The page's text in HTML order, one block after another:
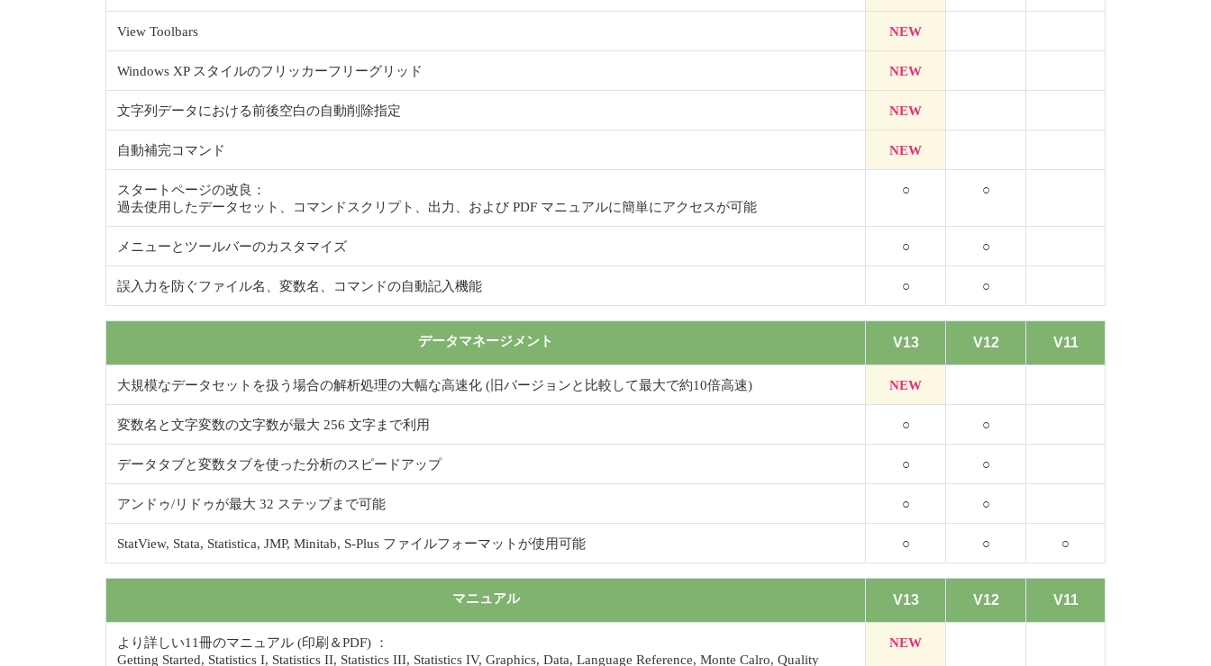
View Toolbars NEW
Windows XP スタイルのフリッカーフリーグリッド NEW
文字列データにおける前後空白の自動削除指定 NEW
自動補完コマンド NEW
スタートページの改良：
過去使用したデータセット、コマンドスクリプト、出力、および PDF マニュアルに簡単にアクセスが可能
○ ○
メニューとツールバーのカスタマイズ ○ ○
誤入力を防ぐファイル名、変数名、コマンドの自動記入機能 ○ ○
データマネージメント V13 V12 V11
大規模なデータセットを扱う場合の解析処理の大幅な高速化 (旧バージョンと比較して最大で約10倍高速) NEW
変数名と文字変数の文字数が最大 256 文字まで利用 ○ ○
データタブと変数タブを使った分析のスピードアップ ○ ○
アンドゥ/リドゥが最大 32 ステップまで可能 ○ ○
StatView, Stata, Statistica, JMP, Minitab, S-Plus ファイルフォーマットが使用可能 ○ ○ ○
マニュアル V13 V12 V11
より詳しい11冊のマニュアル (印刷＆PDF) ：
Getting Started, Statistics I, Statistics II, Statistics III, Statistics IV, Graphics, Data, Language Reference, Monte Calro, Quality
NEW